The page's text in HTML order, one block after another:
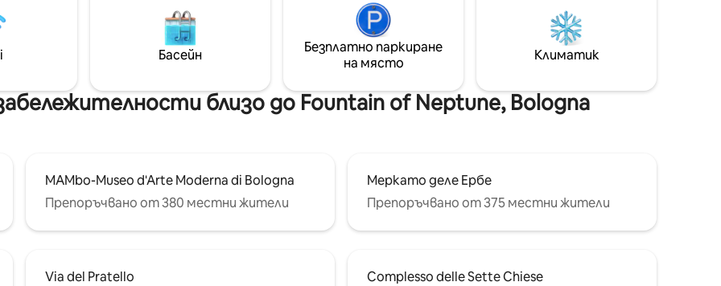
Всички чаршафи и кърпи,
са
изпрани и
информация
минути от централната гара На 2
минути от двете кули 1 минута от
площад Маджоре С такси: на 20
минути от летище G. Marconi Airport
вътрешността на забранена за
движение ерея (ZTL) и в пешеходна
зона
Басейн
Безплатно паркиране
на място
Климатик
близо до Fountain of Neptune, Bologna
MAMbo-Museo d'Arte Moderna di Bologna
Препоръчвано от 380 местни жители
Меркато деле Ербе
Препоръчвано от 375 местни жители
Via del Pratello
Complesso delle Sette Chiese